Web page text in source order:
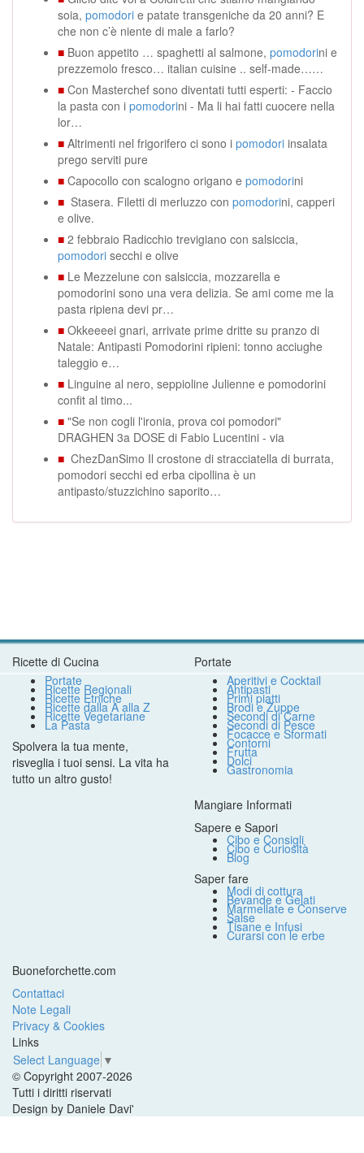
soia, pomodori e patate transgeniche da 20 anni? E
che non c’è niente di male a farlo?
■ Buon appetito … spaghetti al salmone, pomodorini e
prezzemolo fresco… italian cuisine .. self-made……
■ Con Masterchef sono diventati tutti esperti: - Faccio
la pasta con i pomodorini - Ma li hai fatti cuocere nella
lor…
■ Altrimenti nel frigorifero ci sono i pomodori insalata
prego serviti pure
■ Capocollo con scalogno origano e pomodorini
■ Stasera. Filetti di merluzzo con pomodorini, capperi
e olive.
■ 2 febbraio Radicchio trevigiano con salsiccia,
pomodori secchi e olive
■ Le Mezzelune con salsiccia, mozzarella e
pomodorini sono una vera delizia. Se ami come me la
pasta ripiena devi pr…
■ Okkeeeei gnari, arrivate prime dritte su pranzo di
Natale: Antipasti Pomodorini ripieni: tonno acciughe
taleggio e…
■ Linguine al nero, seppioline Julienne e pomodorini
confit al timo...
■ "Se non cogli l'ironia, prova coi pomodori"
DRAGHEN 3a DOSE di Fabio Lucentini - via
■ ChezDanSimo Il crostone di stracciatella di burrata,
pomodori secchi ed erba cipollina è un
antipasto/stuzzichino saporito…
Ricette di Cucina
Portate
Ricette Regionali
Ricette Etniche
Ricette dalla A alla Z
Ricette Vegetariane
La Pasta
Spolvera la tua mente,
risveglia i tuoi sensi. La vita ha
tutto un altro gusto!
Portate
Aperitivi e Cocktail
Antipasti
Primi piatti
Brodi e Zuppe
Secondi di Carne
Secondi di Pesce
Focacce e Sformati
Contorni
Frutta
Dolci
Gastronomia
Mangiare Informati
Sapere e Sapori
Cibo e Consigli
Cibo e Curiosità
Blog
Saper fare
Modi di cottura
Bevande e Gelati
Marmellate e Conserve
Salse
Tisane e Infusi
Curarsi con le erbe
Buoneforchette.com
Contattaci
Note Legali
Privacy & Cookies
Links
Select Language ▼
© Copyright 2007-2026
Tutti i diritti riservati
Design by Daniele Davi'